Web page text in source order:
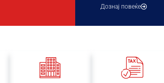
Дознај повеќе